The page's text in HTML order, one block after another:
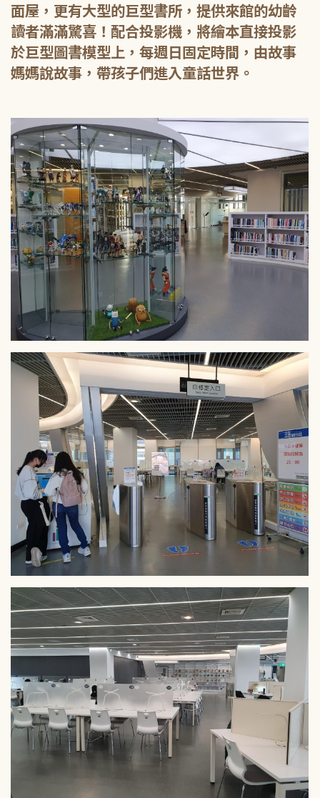
面屋，更有大型的巨型書所，提供來館的幼齡
讀者滿滿驚喜！配合投影機，將繪本直接投影
於巨型圖書模型上，每週日固定時間，由故事
媽媽說故事，帶孩子們進入童話世界。